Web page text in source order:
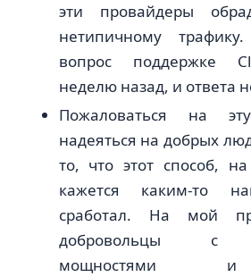
эти провайдеры
нетипичному
вопрос поддержке
неделю назад, и ответа
Пожаловаться на
надеяться на добрых
то, что этот способ,
кажется каким-то
сработал. На мой
добровольцы с
мощностями